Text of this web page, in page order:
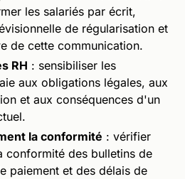
les salariés par écrit,
de régularisation et
de cette communication.
RH : sensibiliser les
aux obligations légales, aux
et aux conséquences d'un
la conformité : vérifier
conformité des bulletins de
paiement et des délais de